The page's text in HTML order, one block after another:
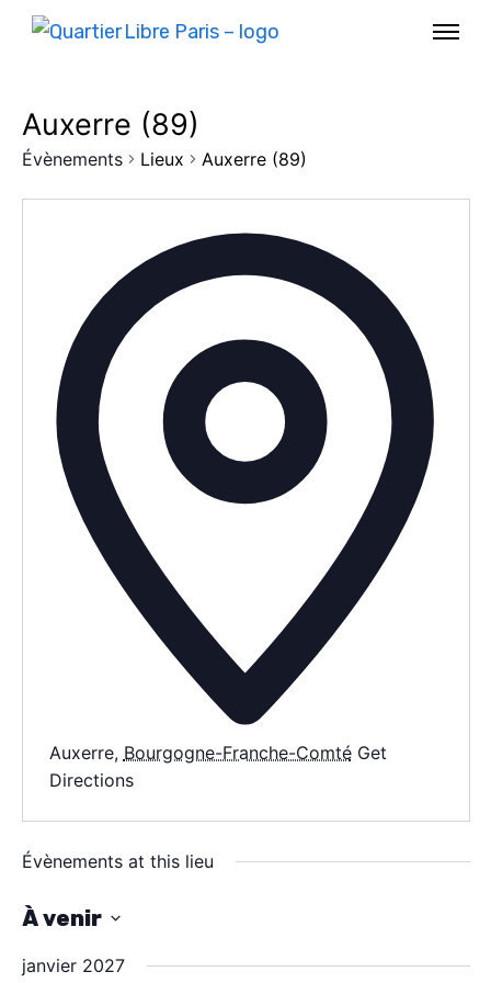
AGENDA
SPECTACLE
À PROPOS
CONTACT
Auxerre (89)
Évènements Lieux Auxerre (89)
Auxerre, Bourgogne-Franche-Comté Get
Directions
Évènements at this lieu
À venir
janvier 2027